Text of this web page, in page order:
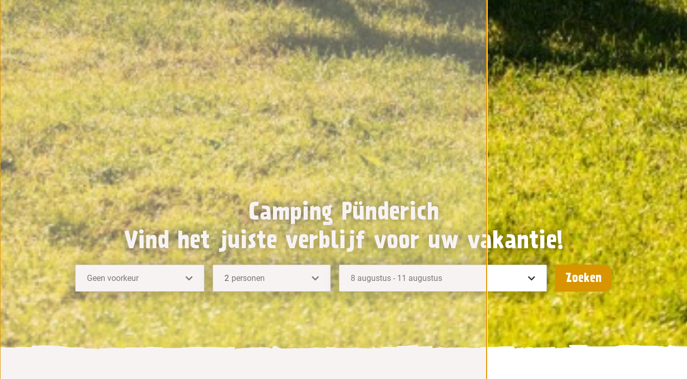
Camping Pünderich
Vind het juiste verblijf voor uw vakantie!
Geen voorkeur 2 personen 8 augustus - 11 augustus Zoeken